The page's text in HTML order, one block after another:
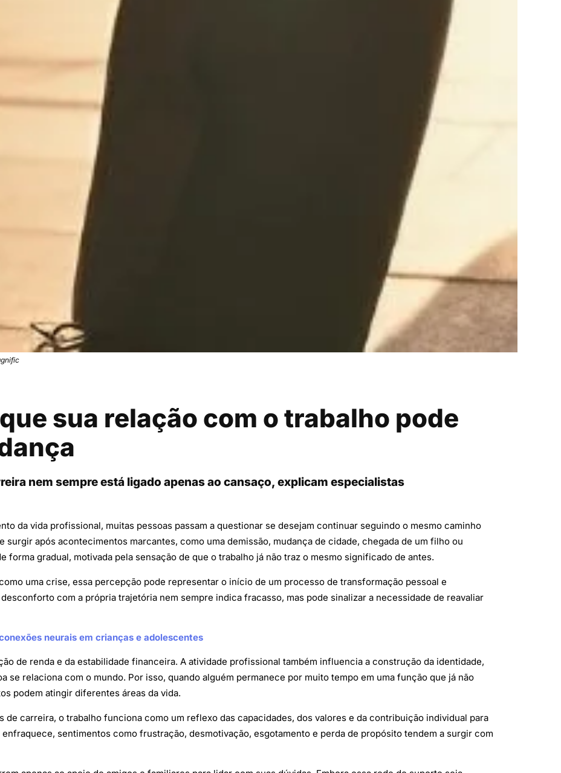
sua relação com o trabalho pode
nem sempre está ligado apenas ao cansaço, explicam especialistas
da vida profissional, muitas pessoas passam a questionar se desejam continuar seguindo o mesmo caminho
surgir após acontecimentos marcantes, como uma demissão, mudança de cidade, chegada de um filho ou
forma gradual, motivada pela sensação de que o trabalho já não traz o mesmo significado de antes.
uma crise, essa percepção pode representar o início de um processo de transformação pessoal e
com a própria trajetória nem sempre indica fracasso, mas pode sinalizar a necessidade de reavaliar
neurais em crianças e adolescentes
de renda e da estabilidade financeira. A atividade profissional também influencia a construção da identidade,
se relaciona com o mundo. Por isso, quando alguém permanece por muito tempo em uma função que já não
podem atingir diferentes áreas da vida.
de carreira, o trabalho funciona como um reflexo das capacidades, dos valores e da contribuição individual para
sentimentos como frustração, desmotivação, esgotamento e perda de propósito tendem a surgir com